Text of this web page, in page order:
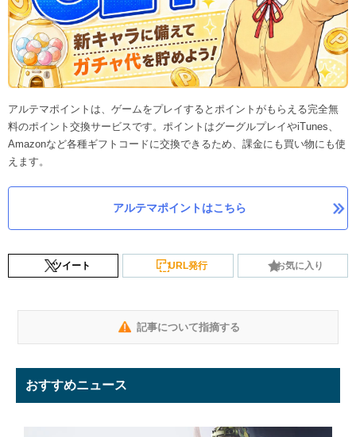
アルテマポイントは、ゲームをプレイするとポイントがもらえる完全無
料のポイント交換サービスです。ポイントはグーグルプレイやiTunes、
Amazonなど各種ギフトコードに交換できるため、課金にも買い物にも使
えます。
アルテマポイントはこちら
ツイート URL発行 お気に入り
記事について指摘する
おすすめニュース